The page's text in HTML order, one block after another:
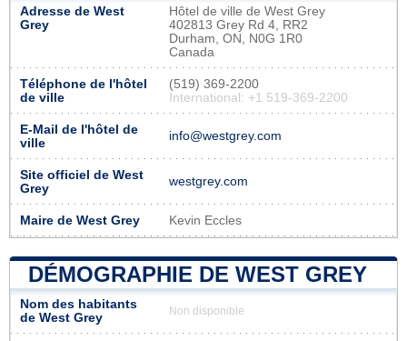
Adresse de West
Grey
Hôtel de ville de West Grey
402813 Grey Rd 4, RR2
Durham, ON, N0G 1R0
Canada
Téléphone de l'hôtel
de ville
(519) 369-2200
International: +1 519-369-2200
E-Mail de l'hôtel de
ville
info@westgrey.com
Site officiel de West
Grey
westgrey.com
Maire de West Grey Kevin Eccles
DÉMOGRAPHIE DE WEST GREY
Nom des habitants
de West Grey
Non disponible